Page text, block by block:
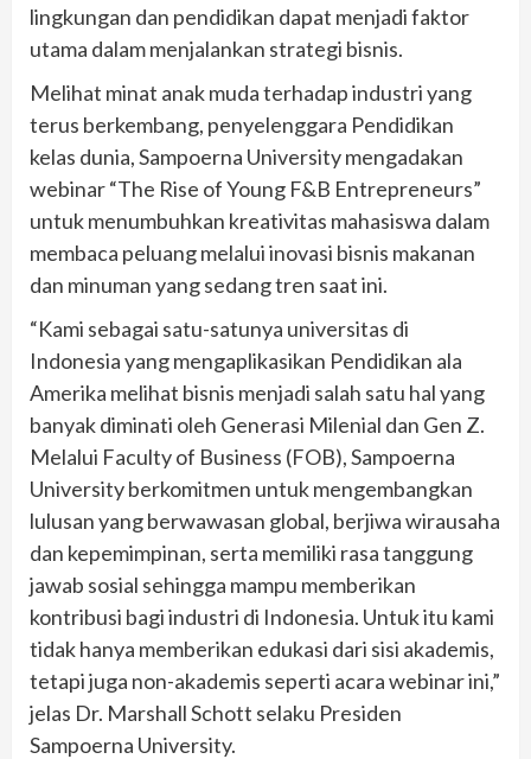
lingkungan dan pendidikan dapat menjadi faktor
utama dalam menjalankan strategi bisnis.
Melihat minat anak muda terhadap industri yang
terus berkembang, penyelenggara Pendidikan
kelas dunia, Sampoerna University mengadakan
webinar “The Rise of Young F&B Entrepreneurs”
untuk menumbuhkan kreativitas mahasiswa dalam
membaca peluang melalui inovasi bisnis makanan
dan minuman yang sedang tren saat ini.
“Kami sebagai satu-satunya universitas di
Indonesia yang mengaplikasikan Pendidikan ala
Amerika melihat bisnis menjadi salah satu hal yang
banyak diminati oleh Generasi Milenial dan Gen Z.
Melalui Faculty of Business (FOB), Sampoerna
University berkomitmen untuk mengembangkan
lulusan yang berwawasan global, berjiwa wirausaha
dan kepemimpinan, serta memiliki rasa tanggung
jawab sosial sehingga mampu memberikan
kontribusi bagi industri di Indonesia. Untuk itu kami
tidak hanya memberikan edukasi dari sisi akademis,
tetapi juga non-akademis seperti acara webinar ini,”
jelas Dr. Marshall Schott selaku Presiden
Sampoerna University.